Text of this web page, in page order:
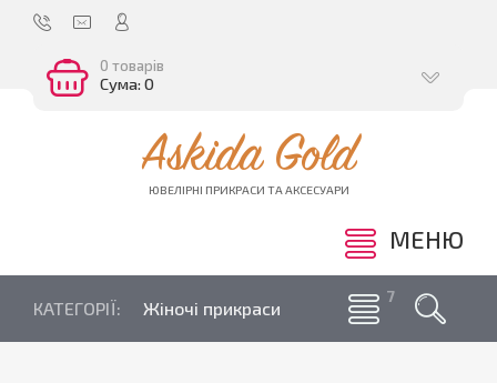
0 товарів
Сума: 0
Askida Gold
ЮВЕЛІРНІ ПРИКРАСИ ТА АКСЕСУАРИ
МЕНЮ
КАТЕГОРІЇ: Жіночі прикраси